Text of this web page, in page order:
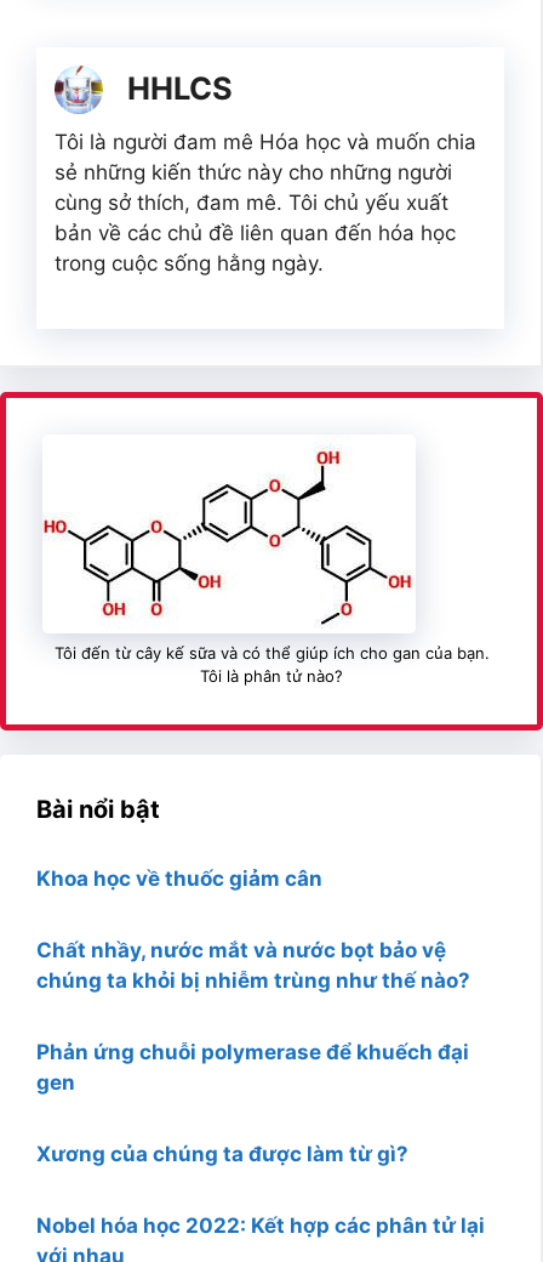
HHLCS
Tôi là người đam mê Hóa học và muốn chia
sẻ những kiến thức này cho những người
cùng sở thích, đam mê. Tôi chủ yếu xuất
bản về các chủ đề liên quan đến hóa học
trong cuộc sống hằng ngày.
Tôi đến từ cây kế sữa và có thể giúp ích cho gan của bạn.
Tôi là phân tử nào?
Bài nổi bật
Khoa học về thuốc giảm cân
Chất nhầy, nước mắt và nước bọt bảo vệ
chúng ta khỏi bị nhiễm trùng như thế nào?
Phản ứng chuỗi polymerase để khuếch đại
gen
Xương của chúng ta được làm từ gì?
Nobel hóa học 2022: Kết hợp các phân tử lại
với nhau